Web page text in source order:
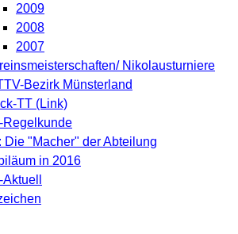
2009
2008
2007
Nikolausturniere
Bezirk Münsterland
TT (Link)
Regelkunde
Die "Macher" der Abteilung
in 2016